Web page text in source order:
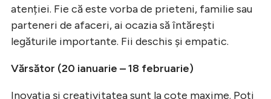
atenției. Fie că este vorba de prieteni, familie sau
parteneri de afaceri, ai ocazia să întărești
legăturile importante. Fii deschis și empatic.
Vărsător (20 ianuarie – 18 februarie)
Inovația și creativitatea sunt la cote maxime. Poți